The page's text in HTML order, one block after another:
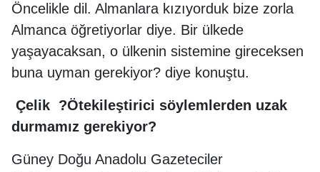
Öncelikle dil. Almanlara kızıyorduk bize zorla
Almanca öğretiyorlar diye. Bir ülkede
yaşayacaksan, o ülkenin sistemine gireceksen
buna uyman gerekiyor? diye konuştu.
Çelik ?Ötekileştirici söylemlerden uzak
durmamız gerekiyor?
Güney Doğu Anadolu Gazeteciler